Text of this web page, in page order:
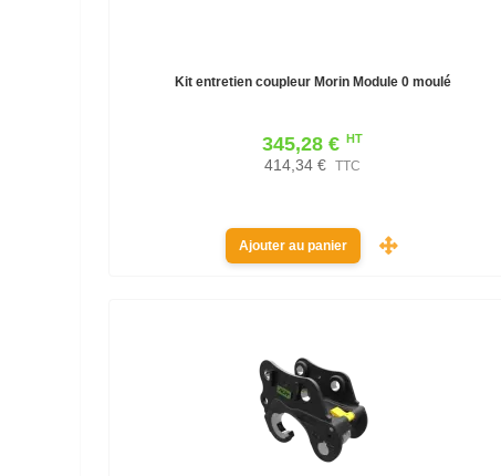
Kit entretien coupleur Morin Module 0 moulé
345,28 € HT
414,34 € TTC
Ajouter au panier